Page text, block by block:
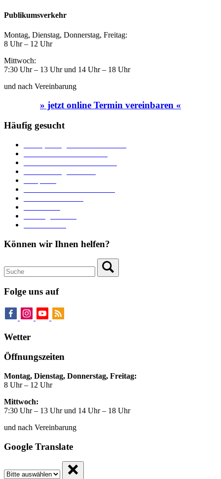
Publikumsverkehr
Montag, Dienstag, Donnerstag, Freitag:
8 Uhr – 12 Uhr
Mittwoch:
7:30 Uhr – 13 Uhr und 14 Uhr – 18 Uhr
und nach Vereinbarung
» jetzt online Termin vereinbaren «
Häufig gesucht
Können wir Ihnen helfen?
Folge uns auf
Wetter
Öffnungszeiten
Montag, Dienstag, Donnerstag, Freitag:
8 Uhr – 12 Uhr
Mittwoch:
7:30 Uhr – 13 Uhr und 14 Uhr – 18 Uhr
und nach Vereinbarung
Google Translate